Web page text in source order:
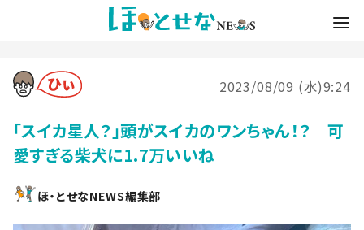
2023/08/09 (水)9:24
「スイカ星人？」頭がスイカのワンちゃん！？ 可
愛すぎる柴犬に1.7万いいね
ほ・とせなNEWS編集部